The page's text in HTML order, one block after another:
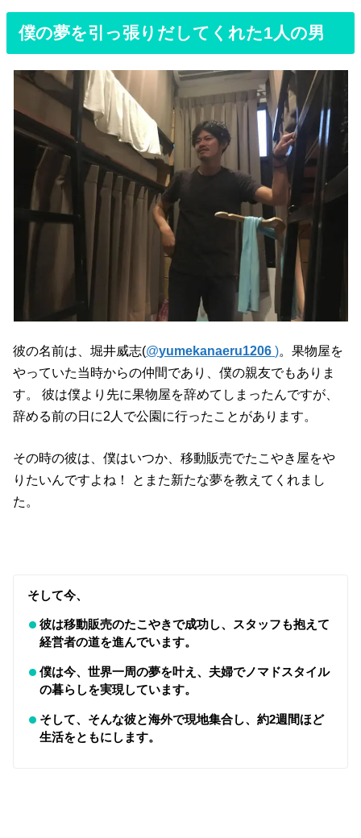
僕の夢を引っ張りだしてくれた1人の男
彼の名前は、堀井威志(@yumekanaeru1206 )。果物屋を
やっていた当時からの仲間であり、僕の親友でもありま
す。 彼は僕より先に果物屋を辞めてしまったんですが、
辞める前の日に2人で公園に行ったことがあります。
その時の彼は、僕はいつか、移動販売でたこやき屋をや
りたいんですよね！ とまた新たな夢を教えてくれまし
た。
そして今、
彼は移動販売のたこやきで成功し、スタッフも抱えて
経営者の道を進んでいます。
僕は今、世界一周の夢を叶え、夫婦でノマドスタイル
の暮らしを実現しています。
そして、そんな彼と海外で現地集合し、約2週間ほど
生活をともにします。